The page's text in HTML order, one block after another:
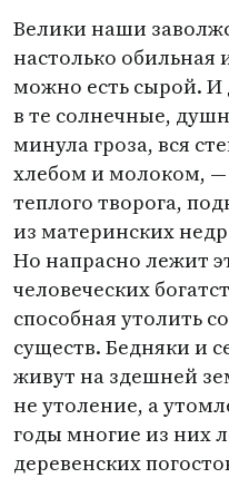
Велики наши
настолько обильная
можно есть сырой. И
в те солнечные,
минула гроза, вся
хлебом и молоком,
теплого творога,
из материнских
Но напрасно лежит
человеческих
способная утолить
существ. Бедняки и
живут на здешней
не утоление, а
годы многие из них
деревенских